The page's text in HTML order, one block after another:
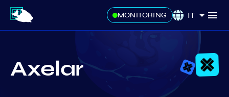
MONITORING IT
Axelar